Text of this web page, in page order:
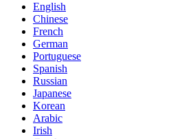
English
Chinese
French
German
Portuguese
Spanish
Russian
Japanese
Korean
Arabic
Irish